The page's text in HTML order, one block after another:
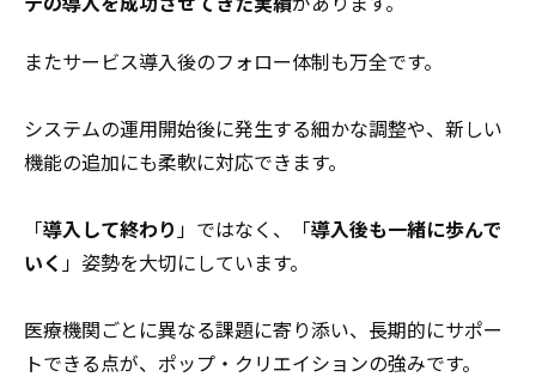
またサービス導入後のフォロー体制も万全です。
システムの運用開始後に発生する細かな調整や、新しい
機能の追加にも柔軟に対応できます。
「導入して終わり」ではなく、「導入後も一緒に歩んで
いく 」姿勢を大切にしています。
医療機関ごとに異なる課題に寄り添い、長期的にサポー
トできる点が、ポップ・クリエイションの強みです。